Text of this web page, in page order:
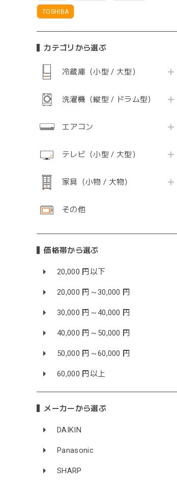
TOSHIBA
カテゴリから選ぶ
冷蔵庫（小型 / 大型）
洗濯機（縦型 / ドラム型）
エアコン
テレビ（小型 / 大型）
家具（小物 / 大物）
その他
価格帯から選ぶ
20,000 円以下
20,000 円～30,000 円
30,000 円～40,000 円
40,000 円～50,000 円
50,000 円～60,000 円
60,000 円以上
メーカーから選ぶ
DAIKIN
Panasonic
SHARP